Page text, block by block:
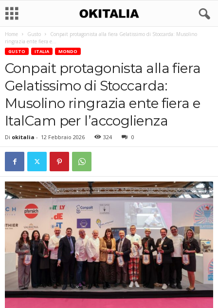
Home Gusto
Conpait protagonista alla fiera Gelatissimo di Stoccarda: Musolino
ringrazia ente fiera e...
GUSTO ITALIA MONDO
Conpait protagonista alla fiera
Gelatissimo di Stoccarda:
Musolino ringrazia ente fiera e
ItalCam per l’accoglienza
Di okitalia - 12 Febbraio 2026 324 0